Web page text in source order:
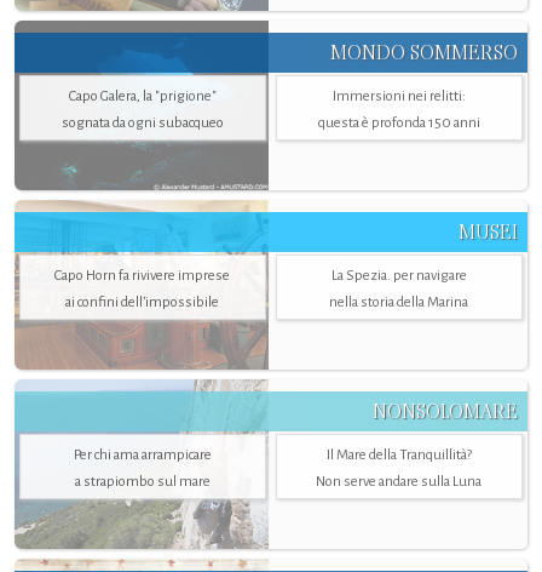
MONDO SOMMERSO
Capo Galera, la "prigione"
sognata da ogni subacqueo
Immersioni nei relitti:
questa è profonda 150 anni
MUSEI
Capo Horn fa rivivere imprese
ai confini dell’impossibile
La Spezia. per navigare
nella storia della Marina
NONSOLOMARE
Per chi ama arrampicare
a strapiombo sul mare
Il Mare della Tranquillità?
Non serve andare sulla Luna